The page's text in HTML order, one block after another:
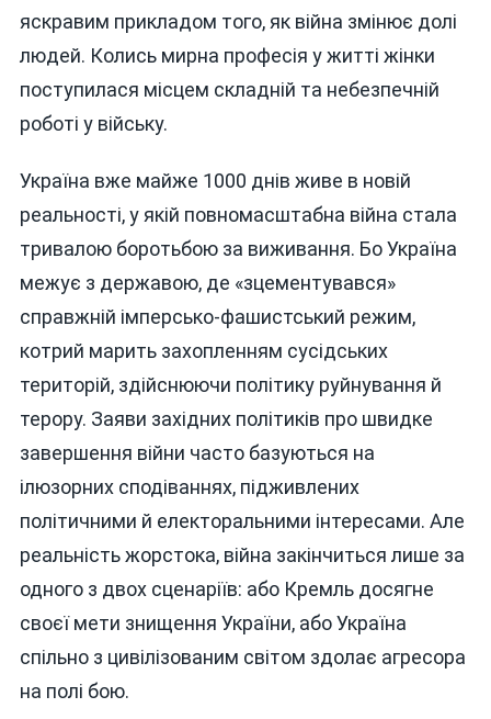
яскравим прикладом того, як війна змінює долі
людей. Колись мирна професія у житті жінки
поступилася місцем складній та небезпечній
роботі у війську.
Україна вже майже 1000 днів живе в новій
реальності, у якій повномасштабна війна стала
тривалою боротьбою за виживання. Бо Україна
межує з державою, де «зцементувався»
справжній імперсько-фашистський режим,
котрий марить захопленням сусідських
територій, здійснюючи політику руйнування й
терору. Заяви західних політиків про швидке
завершення війни часто базуються на
ілюзорних сподіваннях, підживлених
політичними й електоральними інтересами. Але
реальність жорстока, війна закінчиться лише за
одного з двох сценаріїв: або Кремль досягне
своєї мети знищення України, або Україна
спільно з цивілізованим світом здолає агресора
на полі бою.